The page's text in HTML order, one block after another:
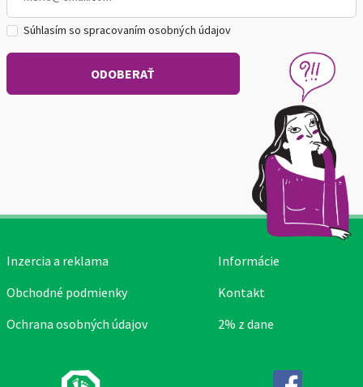
Súhlasím so spracovaním osobných údajov
Inzercia a reklama
Obchodné podmienky
Ochrana osobných údajov
Informácie
Kontakt
2% z dane